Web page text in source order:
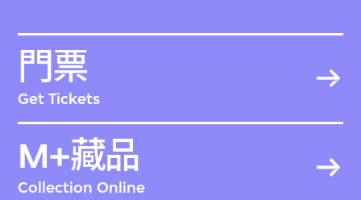
門票
Get Tickets
M+藏品
Collection Online